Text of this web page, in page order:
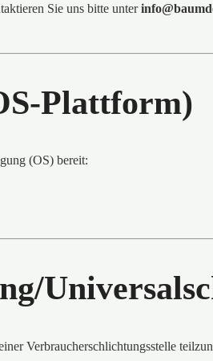
Sie uns bitte unter
Plattform)
(OS) bereit:
Verbraucherschlichtungsstelle